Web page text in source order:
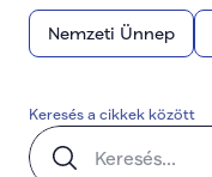
Nemzeti Ünnep
Keresés a cikkek között